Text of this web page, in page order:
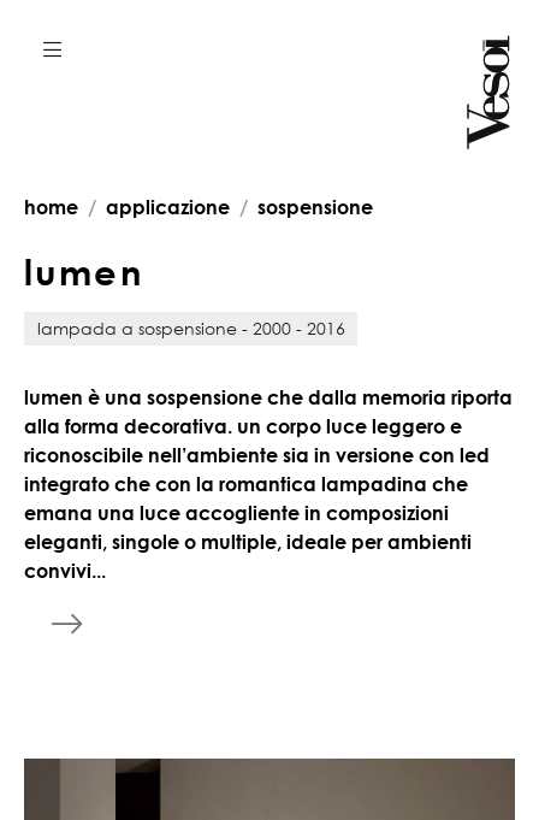
home applicazione sospensione
lumen
lampada a sospensione - 2000 - 2016
lumen è una sospensione che dalla memoria riporta
alla forma decorativa. un corpo luce leggero e
riconoscibile nell’ambiente sia in versione con led
integrato che con la romantica lampadina che
emana una luce accogliente in composizioni
eleganti, singole o multiple, ideale per ambienti
convivi...